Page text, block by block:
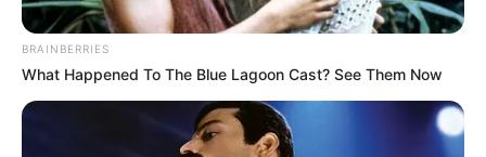
BRAINBERRIES
What Happened To The Blue Lagoon Cast? See Them Now